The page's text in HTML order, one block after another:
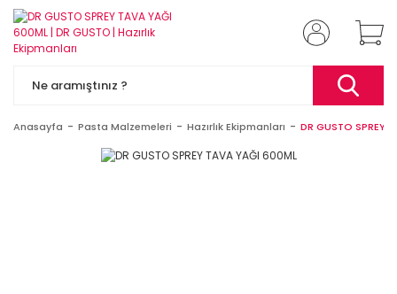
Anasayfa Pasta Malzemeleri Hazırlık Ekipmanları DR GUSTO SPREY